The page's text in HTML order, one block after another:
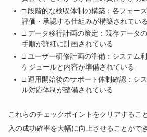
□ 段階的な検収体制の構築：各フェー
評価・承認する仕組みが構築されている
□ データ移行計画の策定：既存データ
手順が詳細に計画されている
□ ユーザー研修計画の準備：システム
ケジュールと内容が準備されている
□ 運用開始後のサポート体制確認：シ
ル対応体制が整備されている
これらのチェックポイントをクリアするこ
入の成功確率を大幅に向上させることがで